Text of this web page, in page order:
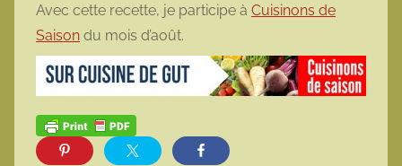
Avec cette recette, je participe à Cuisinons de
Saison du mois d’août.